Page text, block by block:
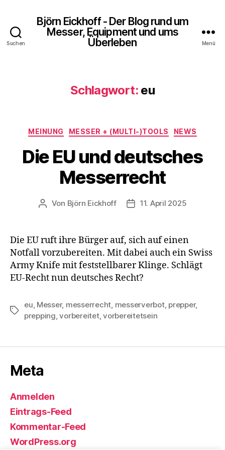
Suchen
Björn Eickhoff - Der Blog rund um
Messer, Equipment und ums
Überleben
Menü
Schlagwort: eu
Kategorien
MEINUNG MESSER + (MULTI-)TOOLS NEWS
Die EU und deutsches
Messerrecht
Beitragsautor
Von Björn Eickhoff Veröffentlichungsdatum
11. April 2025
Die EU ruft ihre Bürger auf, sich auf einen
Notfall vorzubereiten. Mit dabei auch ein Swiss
Army Knife mit feststellbarer Klinge. Schlägt
EU-Recht nun deutsches Recht?
Schlagwörter
eu Messer, messerrecht messerverbot, prepper,
prepping ,vorbereitet,vorbereitetsein
Meta
Anmelden
Eintrags-Feed
Kommentar-Feed
WordPress.org